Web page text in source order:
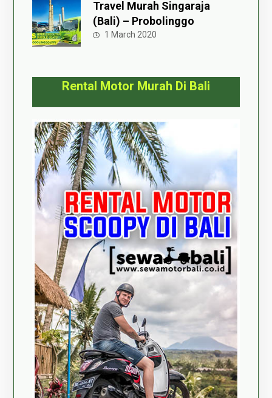
Travel Murah Singaraja
(Bali) – Probolinggo
1 March 2020
Rental Motor Murah Di Bali